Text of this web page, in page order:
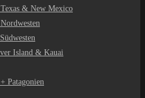
& New Mexico
Island & Kauai
Patagonien